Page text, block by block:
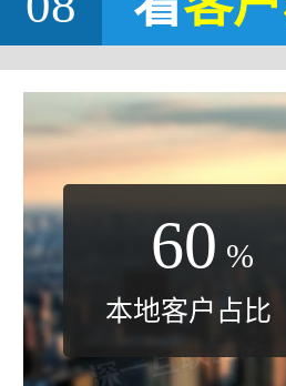
60 %
本地客户占比